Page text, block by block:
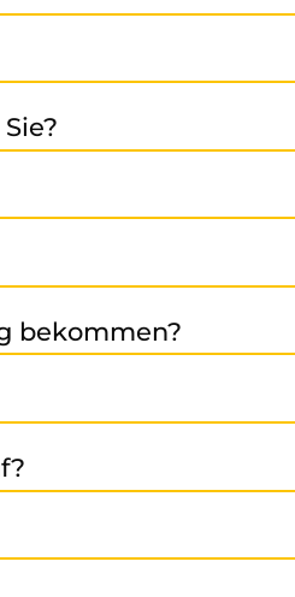
Ihnen gern weiter.
wie möglich
bekommen?
im Bereich